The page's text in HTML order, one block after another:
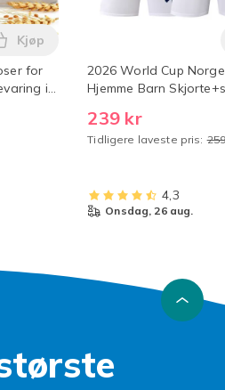
for
i
Legg 2-pakning XL
Kjøp
2026 World Cup
Hjemme Barn
239 kr
Tidligere laveste pris:
4,3
onsdag, 26 aug.